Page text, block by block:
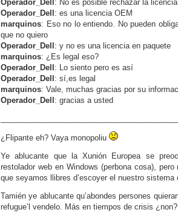
Operador_Dell : No es posible rechazar la licencia
Operador_Dell : es una licencia OEM
marquinos: Eso no lo entiendo. No pueden
que no quiero
Operador_Dell : y no es una licencia en paquete
marquinos: ¿Es legal eso?
Operador_Dell : Lo siento pero es así
Operador_Dell : sí,es legal
marquinos: Vale, muchas gracias por su
Operador_Dell : gracias a usted
¿Flipante eh? Vaya monopoliu
Ye ablucante que la Xunión Europea se
restolador web en Windows (perbona cosa),
que seyamos llibres d’escoyer el nuestro sistema
Tamién ye ablucante qu’abondes persones
refugue’l vendelo. Más en tiempos de crisis